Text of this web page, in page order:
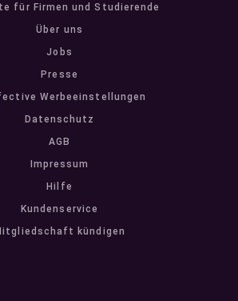
für Firmen und Studierende
Über uns
Jobs
Presse
Werbeeinstellungen
Datenschutz
AGB
Impressum
Hilfe
Kundenservice
kündigen